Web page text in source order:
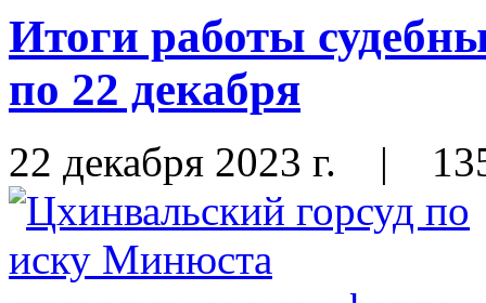
Итоги работы
по 22 декабря
22 декабря 2023 г. |